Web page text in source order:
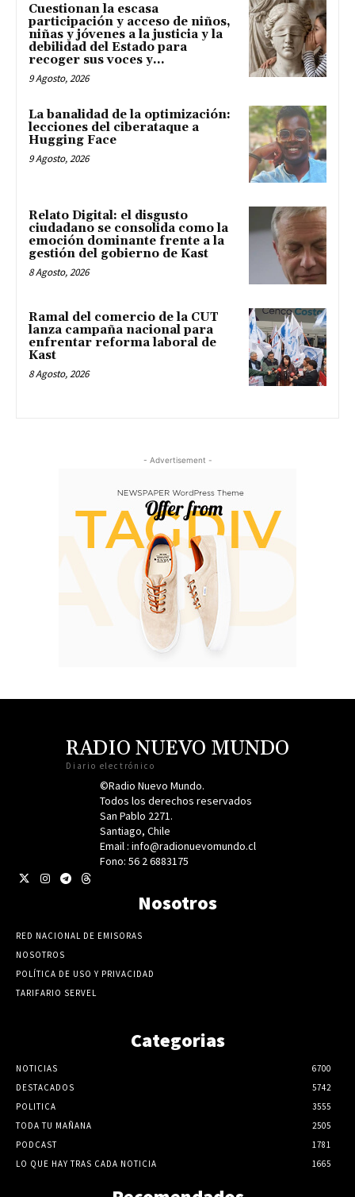
Cuestionan la escasa
participación y acceso de niños,
niñas y jóvenes a la justicia y la
debilidad del Estado para
recoger sus voces y...
9 Agosto, 2026
La banalidad de la optimización:
lecciones del ciberataque a
Hugging Face
9 Agosto, 2026
Relato Digital: el disgusto
ciudadano se consolida como la
emoción dominante frente a la
gestión del gobierno de Kast
8 Agosto, 2026
Ramal del comercio de la CUT
lanza campaña nacional para
enfrentar reforma laboral de
Kast
8 Agosto, 2026
- Advertisement -
RADIO NUEVO MUNDO
Diario electrónico
©Radio Nuevo Mundo.
Todos los derechos reservados
San Pablo 2271.
Santiago, Chile
Email : info@radionuevomundo.cl
Fono: 56 2 6883175
Nosotros
RED NACIONAL DE EMISORAS
NOSOTROS
POLÍTICA DE USO Y PRIVACIDAD
TARIFARIO SERVEL
Categorias
NOTICIAS
6700
DESTACADOS
5742
POLITICA
3555
TODA TU MAÑANA
2505
PODCAST
1781
LO QUE HAY TRAS CADA NOTICIA
1665